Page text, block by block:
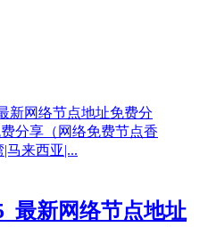
最新网络节点地址